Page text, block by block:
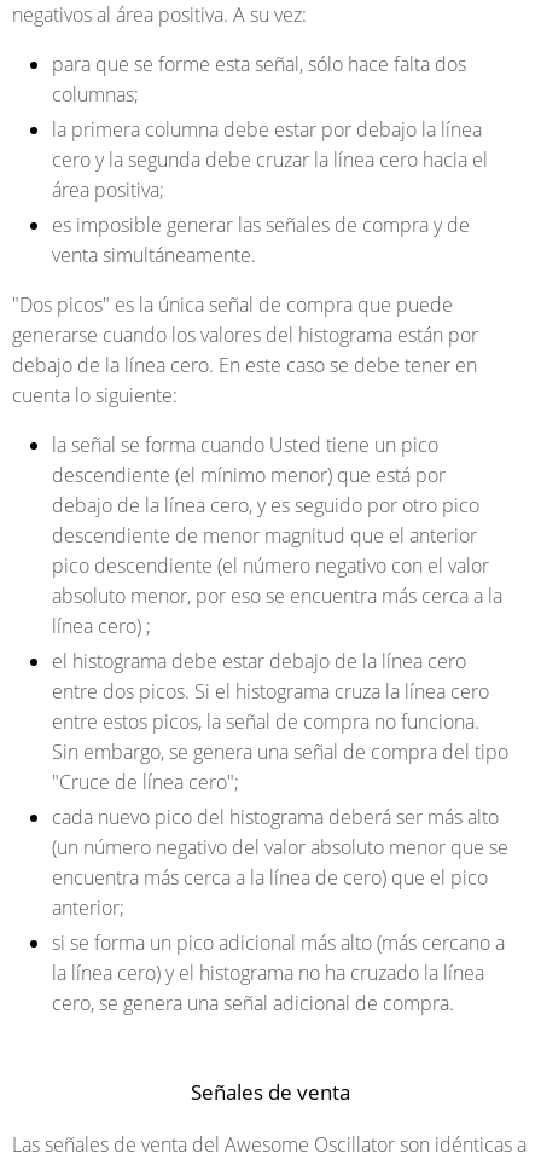
negativos al área positiva. A su vez:
para que se forme esta señal, sólo hace falta dos
columnas;
la primera columna debe estar por debajo la línea
cero y la segunda debe cruzar la línea cero hacia el
área positiva;
es imposible generar las señales de compra y de
venta simultáneamente.
"Dos picos" es la única señal de compra que puede
generarse cuando los valores del histograma están por
debajo de la línea cero. En este caso se debe tener en
cuenta lo siguiente:
la señal se forma cuando Usted tiene un pico
descendiente (el mínimo menor) que está por
debajo de la línea cero, y es seguido por otro pico
descendiente de menor magnitud que el anterior
pico descendiente (el número negativo con el valor
absoluto menor, por eso se encuentra más cerca a la
línea cero) ;
el histograma debe estar debajo de la línea cero
entre dos picos. Si el histograma cruza la línea cero
entre estos picos, la señal de compra no funciona.
Sin embargo, se genera una señal de compra del tipo
"Cruce de línea cero";
cada nuevo pico del histograma deberá ser más alto
(un número negativo del valor absoluto menor que se
encuentra más cerca a la línea de cero) que el pico
anterior;
si se forma un pico adicional más alto (más cercano a
la línea cero) y el histograma no ha cruzado la línea
cero, se genera una señal adicional de compra.
Señales de venta
Las señales de venta del Awesome Oscillator son idénticas a